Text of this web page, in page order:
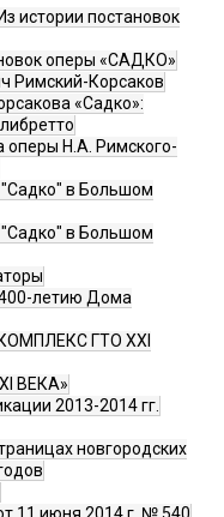
истории постановок
оперы «САДКО»
Римский-Корсаков
«Садко»:
оперы Н.А. Римского-
в Большом
в Большом
летию Дома
ГТО XXI
ВЕКА»
2013-2014 гг.
новгородских